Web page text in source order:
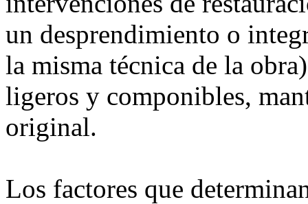
un desprendimiento o
la misma técnica de la
ligeros y componibles,
original.
Los factores que